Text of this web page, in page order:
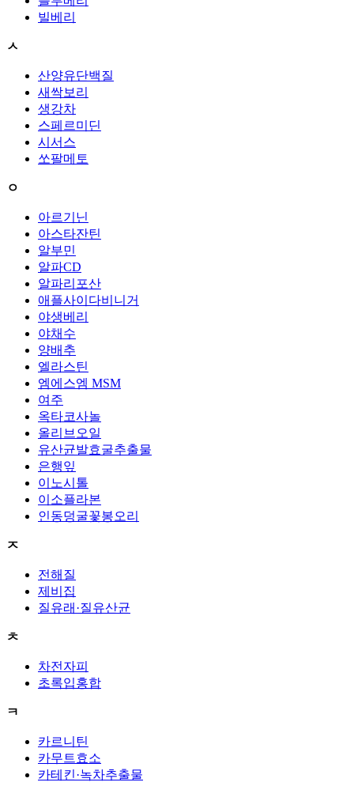
빌베리
ㅅ
산양유단백질
새싹보리
생강차
스페르미딘
시서스
쏘팔메토
ㅇ
아르기닌
아스타잔틴
알부민
알파CD
알파리포산
애플사이다비니거
야생베리
야채수
양배추
엘라스틴
엠에스엠 MSM
여주
옥타코사놀
올리브오일
유산균발효굴추출물
은행잎
이노시톨
이소플라본
인동덩굴꽃봉오리
ㅈ
전해질
제비집
질유래·질유산균
ㅊ
차전자피
초록입홍합
ㅋ
카르니틴
카무트효소
카테킨·녹차추출물